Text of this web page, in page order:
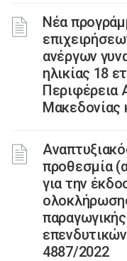
Νέα
ανέργων
ηλικίας 18
Περιφέρεια
Μακεδονίας
προθεσμία
για την
4887/2022